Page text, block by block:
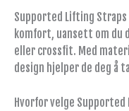
Supported Lifting
komfort, uansett om du
eller crossfit. Med
design hjelper de deg å
Hvorfor velge